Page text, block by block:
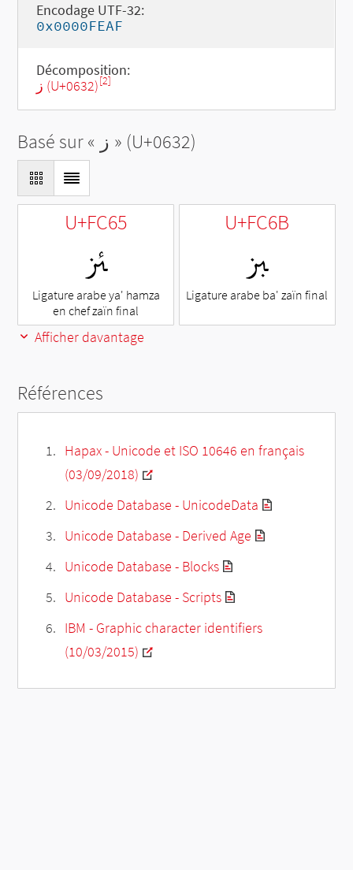
Encodage UTF-32:
0x0000FEAF
Décomposition:
ز (U+0632)[2]
Basé sur « ز » (U+0632)
U+FC65
ﱥ
Ligature arabe ya' hamza
en chef zaïn final
U+FC6B
ﱫ
Ligature arabe ba' zaïn final
Afficher davantage
Références
Hapax - Unicode et ISO 10646 en français
(03/09/2018)
Unicode Database - UnicodeData
Unicode Database - Derived Age
Unicode Database - Blocks
Unicode Database - Scripts
IBM - Graphic character identifiers
(10/03/2015)